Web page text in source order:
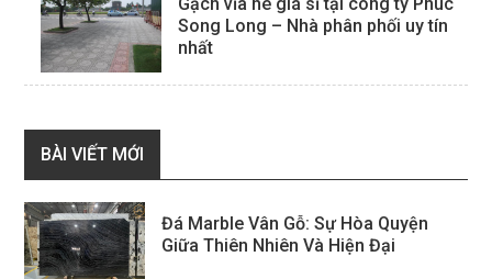
Song Long – Nhà phân phối uy tín
nhất
BÀI VIẾT MỚI
Đá Marble Vân Gỗ: Sự Hòa Quyện
Giữa Thiên Nhiên Và Hiện Đại